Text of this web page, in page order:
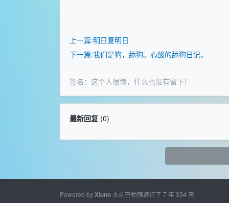
上一篇:明日复明日
下一篇:我们是狗，舔狗。心酸的舔狗日记。
签名：这个人很懒，什么也没有留下！
最新回复(0)
Powered byXiuno本站已勉强运行了 7 年 334 天